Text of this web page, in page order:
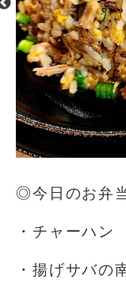
◎今日のお弁
・チャーハ
・揚げサバ